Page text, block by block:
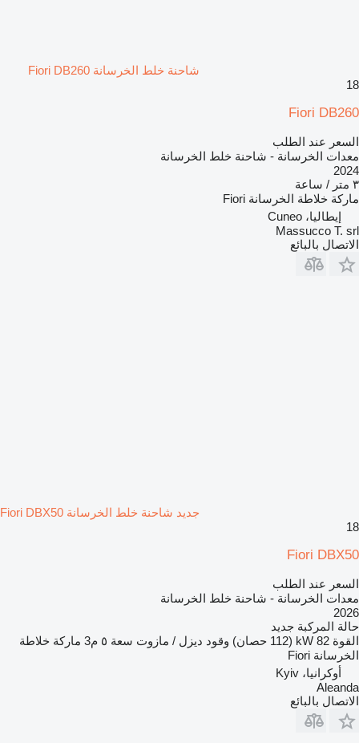
شاحنة خلط الخرسانة Fiori DB260
18
Fiori DB260
السعر عند الطلب
معدات الخرسانة - شاحنة خلط الخرسانة
2024
٣ متر / ساعة
ماركة خلاطة الخرسانة Fiori
إيطاليا، Cuneo
Massucco T. srl
الاتصال بالبائع
جديد شاحنة خلط الخرسانة Fiori DBX50
18
Fiori DBX50
السعر عند الطلب
معدات الخرسانة - شاحنة خلط الخرسانة
2026
حالة المركبة جديد
القوة 82 kW (112 حصان) وقود ديزل / مازوت سعة ٥ م3
ماركة خلاطة
الخرسانة Fiori
أوكرانيا، Kyiv
Aleanda
الاتصال بالبائع